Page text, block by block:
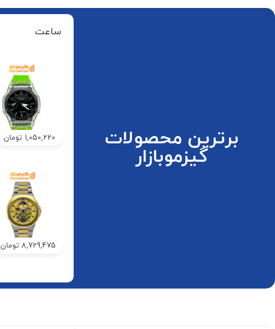
برترین محصولات
گیزموبازار
ساعت
1,050,220 تومان
8,729,475 تومان